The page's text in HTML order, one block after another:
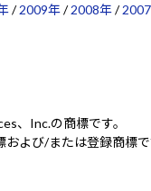
/2009年/2008年/
、Inc.の商標です。
よび/または登録商標